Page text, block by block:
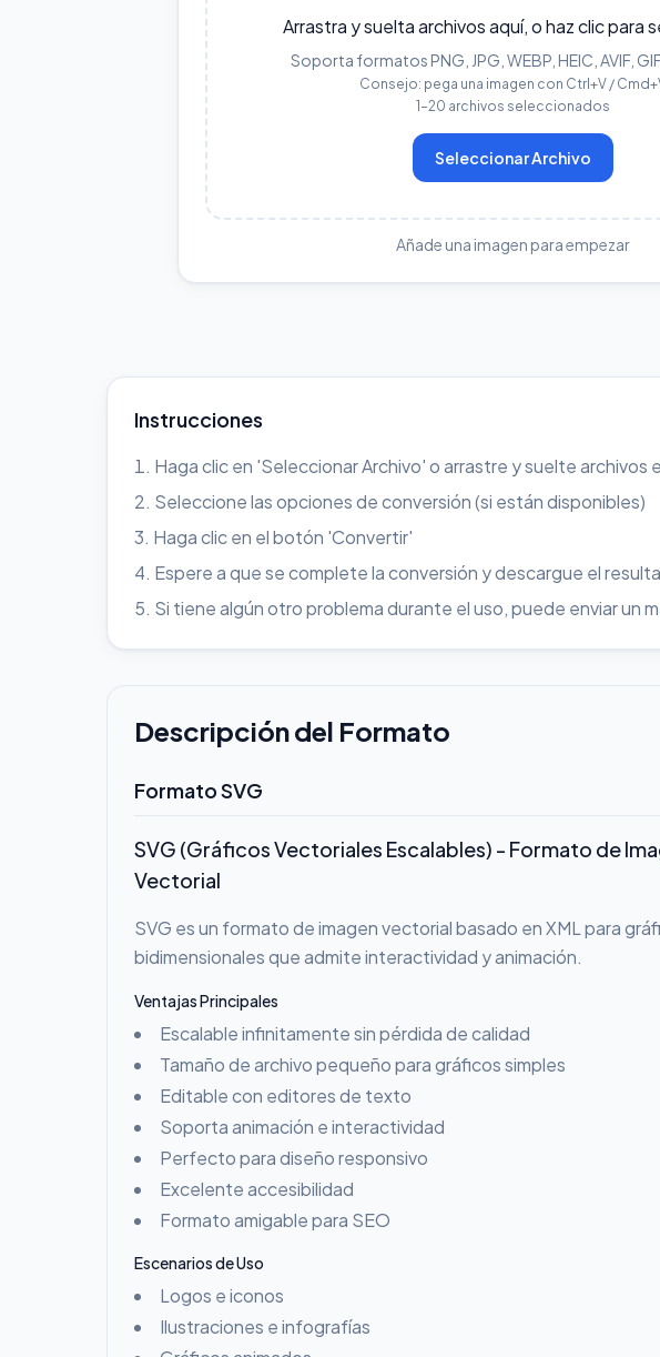
Arrastra y suelta archivos aquí, o haz clic para
Soporta formatos PNG, JPG, WEBP, HEIC, AVIF,
Consejo: pega una imagen con Ctrl+V /
1–20 archivos seleccionados
Seleccionar Archivo
Añade una imagen para empezar
Instrucciones
Haga clic en 'Seleccionar Archivo' o arrastre y suelte archivos
Seleccione las opciones de conversión (si están disponibles)
Haga clic en el botón 'Convertir'
Espere a que se complete la conversión y descargue el
Si tiene algún otro problema durante el uso, puede enviar un
Descripción del Formato
Formato SVG
SVG (Gráficos Vectoriales Escalables) - Formato de
Vectorial
SVG es un formato de imagen vectorial basado en XML para
bidimensionales que admite interactividad y animación.
Ventajas Principales
Escalable infinitamente sin pérdida de calidad
Tamaño de archivo pequeño para gráficos simples
Editable con editores de texto
Soporta animación e interactividad
Perfecto para diseño responsivo
Excelente accesibilidad
Formato amigable para SEO
Escenarios de Uso
Logos e iconos
Ilustraciones e infografías